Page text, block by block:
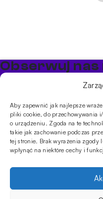
Aby zapewnić jak najlepsze
pliki cookie, do przechowywania
o urządzeniu. Zgoda na te
takie jak zachowanie podczas
tej stronie. Brak wyrażenia zgody
wpłynąć na niektóre cechy i
Obserwuj nas
Bądź na bieżąco z
PRODUKTY
ShisheCybuchyTytonie
INFORMACJE
prywatności
Usługi